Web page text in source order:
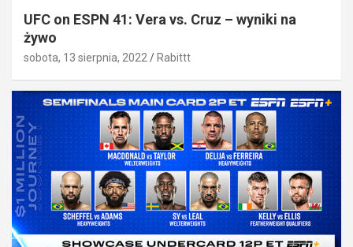
UFC on ESPN 41: Vera vs. Cruz – wyniki na
żywo
sobota, 13 sierpnia, 2022 Rabittt